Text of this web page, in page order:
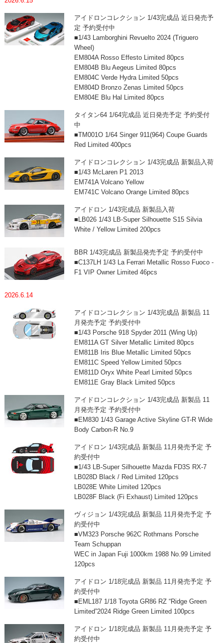
アイドロンコレクション 1/43完成品 近日発売予
定 予約受付中
■1/43 Lamborghini Revuelto 2024 (Triguero
Wheel)
EM804A Rosso Effesto Limited 80pcs
EM804B Blu Aegeus Limited 80pcs
EM804C Verde Hydra Limited 50pcs
EM804D Bronzo Zenas Limited 50pcs
EM804E Blu Hal Limited 80pcs
タイタン64 1/64完成品 近日発売予定 予約受付
中
■TM001O 1/64 Singer 911(964) Coupe Guards
Red Limited 400pcs
アイドロンコレクション 1/43完成品 新製品入荷
■1/43 McLaren P1 2013
EM741A Volcano Yellow
EM741C Volcano Orange Limited 80pcs
アイドロン 1/43完成品 新製品入荷
■LB026 1/43 LB-Super Silhouette S15 Silvia
White / Yellow Limited 200pcs
BBR 1/43完成品 新製品発売予定 予約受付中
■C137LH 1/43 La Ferrari Metallic Rosso Fuoco -
F1 VIP Owner Limited 46pcs
2026.6.14
アイドロンコレクション 1/43完成品 新製品 11
月発売予定 予約受付中
■1/43 Porsche 918 Spyder 2011 (Wing Up)
EM811A GT Silver Metallic Limited 80pcs
EM811B Iris Blue Metallic Limited 50pcs
EM811C Speed Yellow Limited 50pcs
EM811D Oryx White Pearl Limited 50pcs
EM811E Gray Black Limited 50pcs
アイドロンコレクション 1/43完成品 新製品 11
月発売予定 予約受付中
■EM830 1/43 Garage Active Skyline GT-R Wide
Body Carbon-R No.9
アイドロン 1/43完成品 新製品 11月発売予定 予
約受付中
■1/43 LB-Super Silhouette Mazda FD3S RX-7
LB028D Black / Red Limited 120pcs
LB028E White Limited 120pcs
LB028F Black (Fi Exhaust) Limited 120pcs
ヴィジョン 1/43完成品 新製品 11月発売予定 予
約受付中
■VM323 Porsche 962C Rothmans Porsche
Team Schuppan
WEC in Japan Fuji 1000km 1988 No.99 Limited
120pcs
アイドロン 1/18完成品 新製品 11月発売予定 予
約受付中
■EML187 1/18 Toyota GR86 RZ “Ridge Green
Limited”2024 Ridge Green Limited 100pcs
アイドロン 1/18完成品 新製品 11月発売予定 予
約受付中